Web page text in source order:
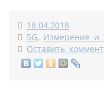
18.04.2018
5G, Измерение и
Оставить